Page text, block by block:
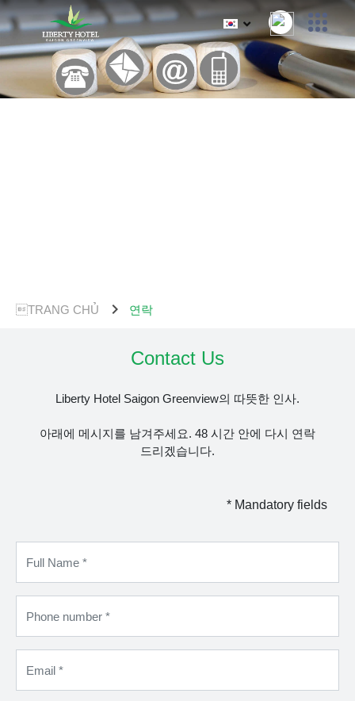
TRANG CHỦ chevron_right 연락
Contact Us
Liberty Hotel Saigon Greenview의 따뜻한 인사.
아래에 메시지를 남겨주세요. 48 시간 안에 다시 연락
드리겠습니다.
* Mandatory fields